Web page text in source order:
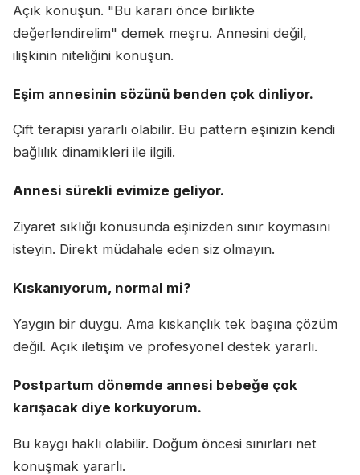
Açık konuşun. "Bu kararı önce birlikte
değerlendirelim" demek meşru. Annesini değil,
ilişkinin niteliğini konuşun.
Eşim annesinin sözünü benden çok dinliyor.
Çift terapisi yararlı olabilir. Bu pattern eşinizin kendi
bağlılık dinamikleri ile ilgili.
Annesi sürekli evimize geliyor.
Ziyaret sıklığı konusunda eşinizden sınır koymasını
isteyin. Direkt müdahale eden siz olmayın.
Kıskanıyorum, normal mi?
Yaygın bir duygu. Ama kıskançlık tek başına çözüm
değil. Açık iletişim ve profesyonel destek yararlı.
Postpartum dönemde annesi bebeğe çok
karışacak diye korkuyorum.
Bu kaygı haklı olabilir. Doğum öncesi sınırları net
konuşmak yararlı.